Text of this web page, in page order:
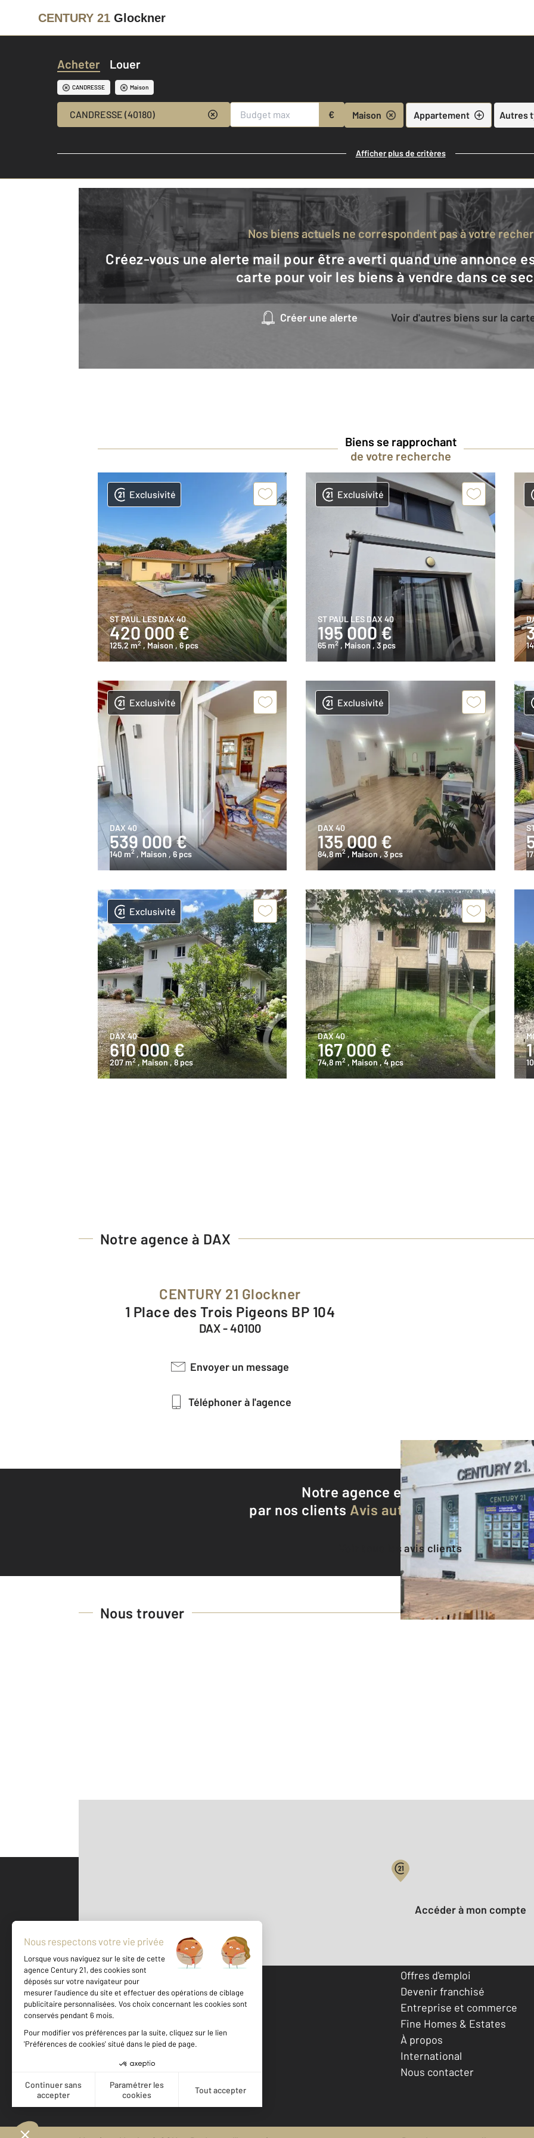
CENTURY 21 Glockner
Acheter Louer
CANDRESSE Maison
CANDRESSE (40180) € Maison Appartement Autres
Afficher plus de critères
Nos biens actuels ne correspondent pas à votre
Créez-vous une alerte mail pour être averti quand une annonce est en ligne et consultez la
carte pour voir les biens à vendre dans ce
Créer une alerte Voir d'autres biens sur la
Biens se rapprochant
de votre recherche
Exclusivité
ST PAUL LES DAX 40
420 000 €
125,2 m2 , Maison, 6 pcs
Exclusivité
ST PAUL LES DAX 40
195 000 €
65 m2 , Maison , 3 pcs
Exclusivité
DAX 40
539 000 €
140 m2 , Maison , 6 pcs
Exclusivité
DAX 40
135 000 €
84,8 m2 , Maison, 3 pcs
Exclusivité
DAX 40
610 000 €
207 m2 , Maison, 8 pcs
DAX 40
167 000 €
74,8 m2 , Maison, 4 pcs
Notre agence à DAX
CENTURY 21 Glockner
1 Place des Trois Pigeons BP 104
DAX - 40100
Envoyer un message
Téléphoner à l'agence
Notre agence est notée8,8/10
par nos clients Avis authentifiés par
Voir tous les avis clients
Nous trouver
500 m ©Mappy
Votre compte :
Accéder à mon compte
Votre agence est notée
Achat
Location
Offres d'emploi
Devenir franchisé
Entreprise et commerce
Fine Homes & Estates
À propos
International
Nous contacter